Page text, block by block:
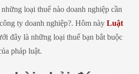
loại thuế nào doanh nghiệp cần
ty doanh nghiệp?. Hôm này Luật
đây là những loại thuế bạn bắt buộc
pháp luật.